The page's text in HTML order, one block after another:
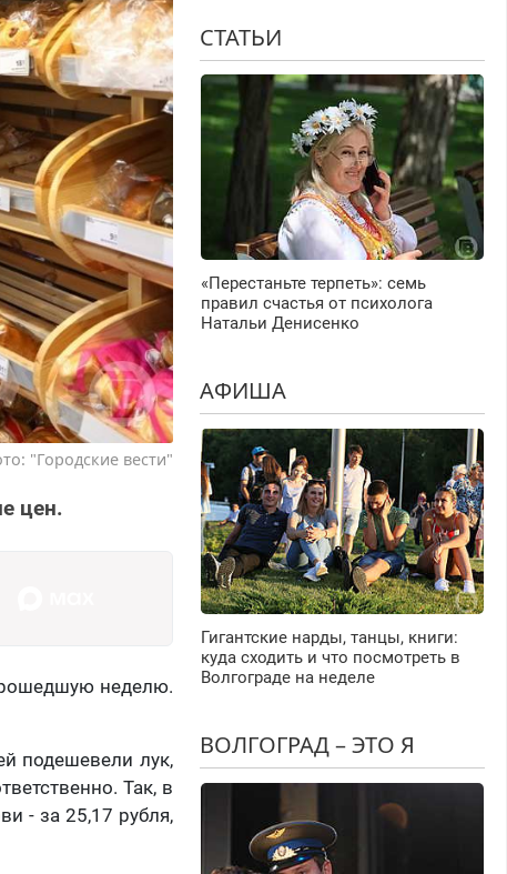
"Городские вести"
цен.
неделю.
подешевели лук,
Так, в
- за 25,17 рубля,
СТАТЬИ
«Перестаньте терпеть»: семь
правил счастья от психолога
Натальи Денисенко
АФИША
Гигантские нарды, танцы, книги:
куда сходить и что посмотреть в
Волгограде на неделе
ВОЛГОГРАД – ЭТО Я